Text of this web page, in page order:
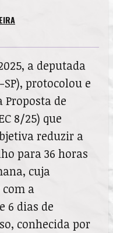
a deputada
protocolou e
de
8/25) que
reduzir a
para 36 horas
cuja
a
6 dias de
conhecida por